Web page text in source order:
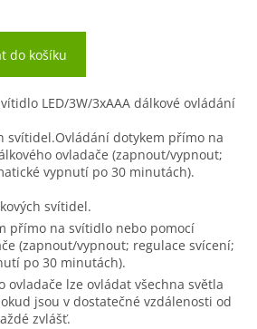
do košíku
LED/3W/3xAAA dálkové ovládání
svítidel.Ovládání dotykem přímo na
ovladače (zapnout/vypnout;
vypnutí po 30 minutách).
svítidel.
přímo na svítidlo nebo pomocí
(zapnout/vypnout; regulace svícení;
po 30 minutách).
ovladače lze ovládat všechna světla
jsou v dostatečné vzdálenosti od
zvlášť.